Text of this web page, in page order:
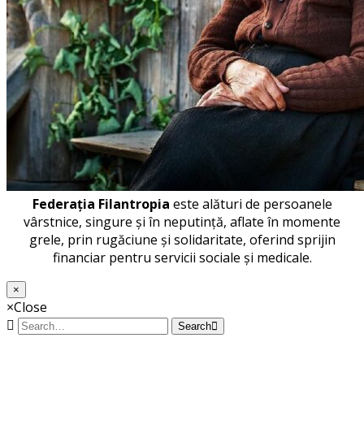
Federația Filantropia este alături de persoanele
vârstnice, singure și în neputință, aflate în momente
grele, prin rugăciune și solidaritate, oferind sprijin
financiar pentru servicii sociale și medicale.
×
×Close
Search